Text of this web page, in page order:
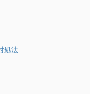
処法